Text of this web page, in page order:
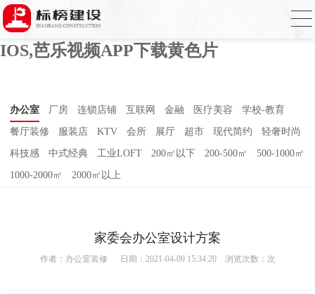
芭乐APP官方网站下载进入,芭乐APP下载
网址进入18免费破解,芭乐视频APP下载
IOS,芭乐视频APP下载黄色片
办公室 厂房 连锁店铺 互联网 金融 医疗美容 学校-教育
餐厅装修 服装店 KTV 会所 展厅 超市 现代简约 轻奢时尚
科技感 中式经典 工业LOFT 200㎡以下 200-500㎡ 500-1000㎡
1000-2000㎡ 2000㎡以上
家委会办公室设计方案
作者： 办公室装修 日期：2021-04-09 15:34:20 浏览次数： 次